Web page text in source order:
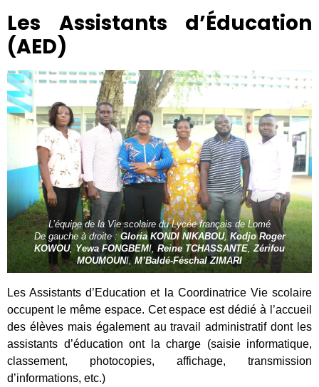
Les Assistants d’Éducation
(AED)
L’équipe de la Vie scolaire du Lycée français de Lomé
De gauche à droite :Gloria KONDI NIKABOU,Kodjo Roger
KOWOU, Yewa FONGBEMI, Reine TCHASSANTE,Zérifou
MOUMOUNI,M’Baldé-Féschal ZIMARI
Les Assistants d’Education et la Coordinatrice Vie scolaire
occupent le même espace. Cet espace est dédié à l’accueil
des élèves mais également au travail administratif dont les
assistants d’éducation ont la charge (saisie informatique,
classement, photocopies, affichage, transmission
d’informations, etc.)